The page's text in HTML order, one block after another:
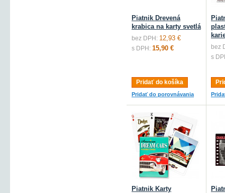
Piatnik Drevená
krabica na karty svetlá
bez DPH: 12,93 €
s DPH: 15,90 €
Pridať do košíka
Pridať do porovnávania
bez
s
Piatnik Karty